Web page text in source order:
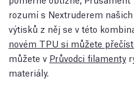
rozumí s Nextruderem
výtisků z něj se v této
novém TPU si můžete
můžete v Průvodci filamenty
materiály.